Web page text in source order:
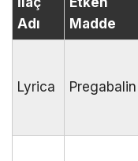
Adı
Madde
Lyrica Pregabalin